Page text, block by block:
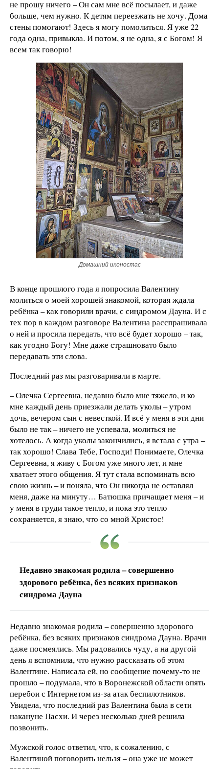
не прошу ничего – Он сам мне всё посылает, и даже
больше, чем нужно. К детям переезжать не хочу. Дома
стены помогают! Здесь я могу помолиться. Я уже 22
года одна, привыкла. И потом, я не одна, я с Богом! Я
всем так говорю!
Домашний иконостас
В конце прошлого года я попросила Валентину
молиться о моей хорошей знакомой, которая ждала
ребёнка – как говорили врачи, с синдромом Дауна. И с
тех пор в каждом разговоре Валентина расспрашивала
о ней и просила передать, что всё будет хорошо – так,
как угодно Богу! Мне даже страшновато было
передавать эти слова.
Последний раз мы разговаривали в марте.
– Олечка Сергеевна, недавно было мне тяжело, и ко
мне каждый день приезжали делать уколы – утром
дочь, вечером сын с невесткой. И всё у меня в эти дни
было не так – ничего не успевала, молиться не
хотелось. А когда уколы закончились, я встала с утра –
так хорошо! Слава Тебе, Господи! Понимаете, Олечка
Сергеевна, я живу с Богом уже много лет, и мне
хватает этого общения. Я тут стала вспоминать всю
свою жизнь – и поняла, что Он никогда не оставлял
меня, даже на минуту… Батюшка причащает меня – и
у меня в груди такое тепло, и пока это тепло
сохраняется, я знаю, что со мной Христос!
Недавно знакомая родила – совершенно
здорового ребёнка, без всяких признаков
синдрома Дауна
Недавно знакомая родила – совершенно здорового
ребёнка, без всяких признаков синдрома Дауна. Врачи
даже посмеялись. Мы радовались чуду, а на другой
день я вспомнила, что нужно рассказать об этом
Валентине. Написала ей, но сообщение почему-то не
прошло – подумала, что в Воронежской области опять
перебои с Интернетом из-за атак беспилотников.
Увидела, что последний раз Валентина была в сети
накануне Пасхи. И через несколько дней решила
позвонить.
Мужской голос ответил, что, к сожалению, с
Валентиной поговорить нельзя – она уже не может